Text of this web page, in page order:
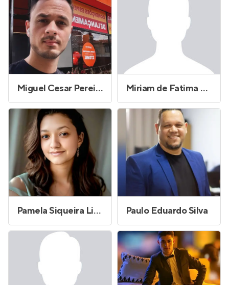
Miguel Cesar Pereira Marcondes Miriam de Fatima Machado Vono
Pamela Siqueira Lima Gomes Paulo Eduardo Silva